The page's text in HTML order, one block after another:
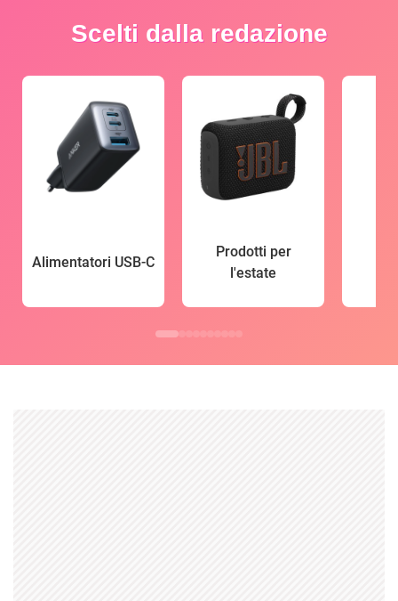
Scelti dalla redazione
Alimentatori USB-C
Prodotti per
l'estate